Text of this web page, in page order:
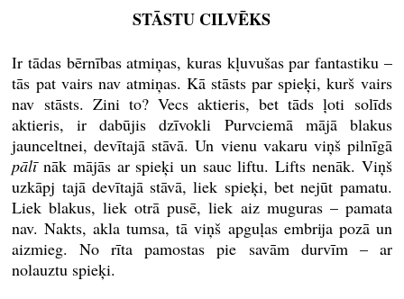
STĀSTU CILVĒKS
Ir tādas bērnības atmiņas, kuras kļuvušas par fantastiku –
tās pat vairs nav atmiņas. Kā stāsts par spieķi, kurš vairs
nav stāsts. Zini to? Vecs aktieris, bet tāds ļoti solīds
aktieris, ir dabūjis dzīvokli Purvciemā mājā blakus
jaunceltnei, devītajā stāvā. Un vienu vakaru viņš pilnīgā
pālīnāk mājās ar spieķi un sauc liftu. Lifts nenāk. Viņš
uzkāpj tajā devītajā stāvā, liek spieķi, bet nejūt pamatu.
Liek blakus, liek otrā pusē, liek aiz muguras – pamata
nav. Nakts, akla tumsa, tā viņš apguļas embrija pozā un
aizmieg. No rīta pamostas pie savām durvīm – ar
nolauztu spieķi.